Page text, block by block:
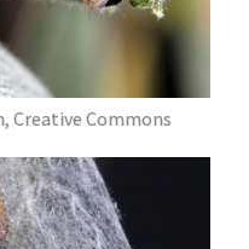
Creative Commons